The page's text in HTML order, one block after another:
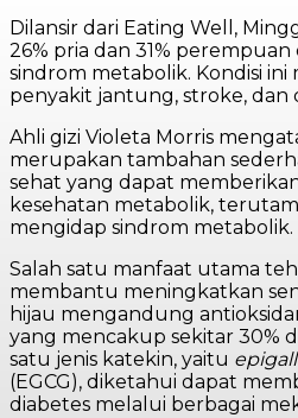
Dilansir dari Eating Well,
26% pria dan 31%
sindrom metabolik. Kondisi
penyakit jantung, stroke, dan
Ahli gizi Violeta Morris
merupakan tambahan
sehat yang dapat
kesehatan metabolik,
mengidap sindrom metabolik.
Salah satu manfaat utama
membantu meningkatkan
hijau mengandung
yang mencakup sekitar 30%
satu jenis katekin, yaitu
(EGCG), diketahui dapat
diabetes melalui berbagai